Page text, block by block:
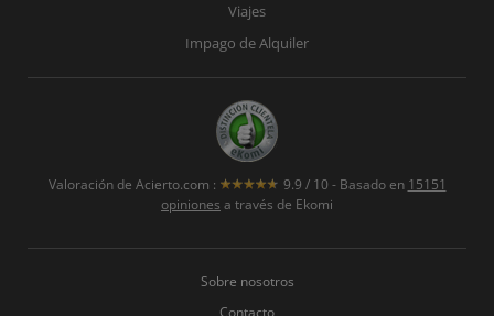
Viajes
Impago de Alquiler
Valoración de Acierto.com : 9.9 / 10 - Basado en 15151
opiniones a través de Ekomi
Sobre nosotros
Contacto